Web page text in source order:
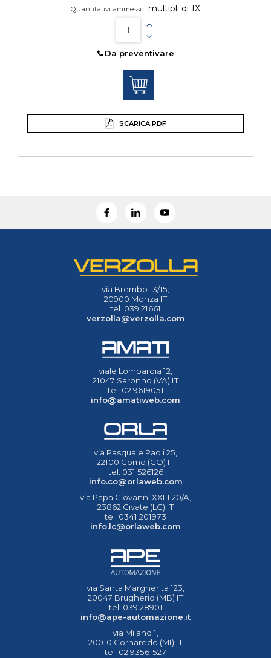
Quantitativi ammessi: multipli di 1X
Da preventivare
SCARICA PDF
via Brembo 13/15,
20900 Monza IT
tel. 039 21661
verzolla@verzolla.com
viale Lombardia 12,
21047 Saronno (VA) IT
tel. 02 9619051
info@amatiweb.com
via Pasquale Paoli 25,
22100 Como (CO) IT
tel. 031 526126
info.co@orlaweb.com
via Papa Giovanni XXIII 20/A,
23862 Civate (LC) IT
tel. 0341 201973
info.lc@orlaweb.com
via Santa Margherita 123,
20047 Brugherio (MB) IT
tel. 039 28901
info@ape-automazione.it
via Milano 1,
20010 Cornaredo (MI) IT
tel. 02 93561527